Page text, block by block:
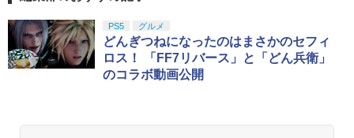
PS5 グルメ
どんぎつねになったのはまさかのセフィ
ロス！ 「FF7リバース」と「どん兵衛」
のコラボ動画公開